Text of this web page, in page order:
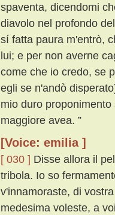
spaventa, dicendomi
diavolo nel profondo
sí fatta paura m'entrò,
lui; e per non averne
come che io credo, se
egli se n'andò
mio duro
maggiore avea. ”
[Voice: emilia ]
[ 030 ] Disse allora il
tribola. Io so
v'innamoraste, di
medesima voleste, a